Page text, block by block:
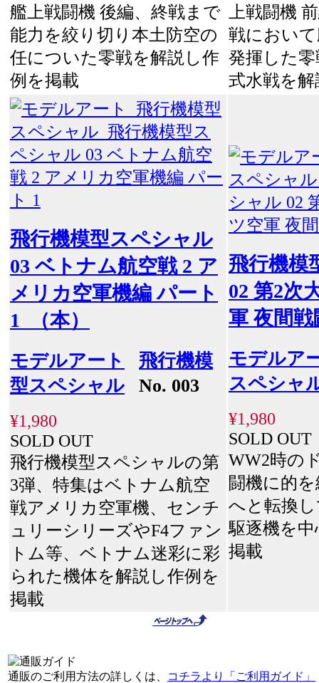
艦上戦闘機 後編、終戦まで
能力を絞り切り本土防空の
任についた零戦を解説し作
例を掲載
上戦闘機
戦におい
発揮した
式水戦を
飛行機模型スペシャル
03 ベトナム航空戦 2 ア
メリカ空軍機編 パート
1 （本）
モデルアート
飛行機模
型スペシャル No. 003
¥1,980
SOLD OUT
飛行機模型スペシャルの第
3弾、特集はベトナム航空
戦アメリカ空軍機、センチ
ュリーシリーズやF4ファン
トム等、ベトナム迷彩に彩
られた機体を解説し作例を
掲載
飛行機模
02 第2次
軍 夜間
モデルア
スペシャ
¥1,980
SOLD OUT
WW2時の
闘機に的
へと転換
駆逐機を
掲載
通販のご利用方法の詳しくは、 コチラより「ご利用ガイド」